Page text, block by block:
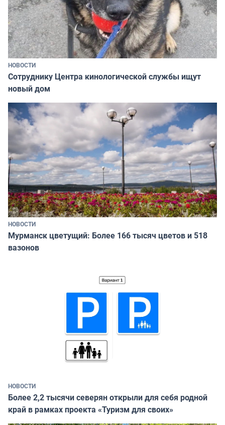
НОВОСТИ
Сотруднику Центра кинологической службы ищут
новый дом
НОВОСТИ
Мурманск цветущий: Более 166 тысяч цветов и 518
вазонов
НОВОСТИ
Более 2,2 тысячи северян открыли для себя родной
край в рамках проекта «Туризм для своих»